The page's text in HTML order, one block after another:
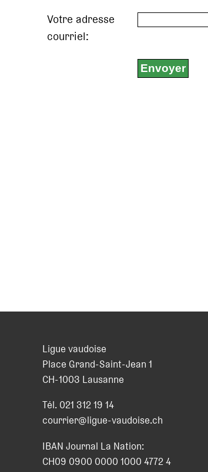
Votre adresse
courriel:
Ligue vaudoise
Place Grand-Saint-Jean 1
CH-1003 Lausanne
Tél.021 312 19 14
courrier@ligue-vaudoise.ch
IBAN Journal La Nation:
CH09 0900 0000 1000 4772 4